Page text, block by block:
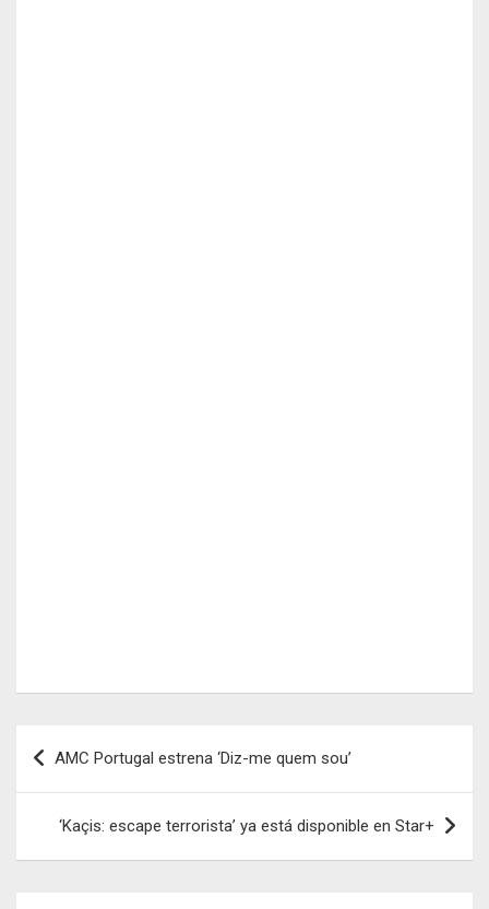
Navegación
de
entradas
AMC Portugal estrena ‘Diz-me quem sou’
‘Kaçis: escape terrorista’ ya está disponible en Star+